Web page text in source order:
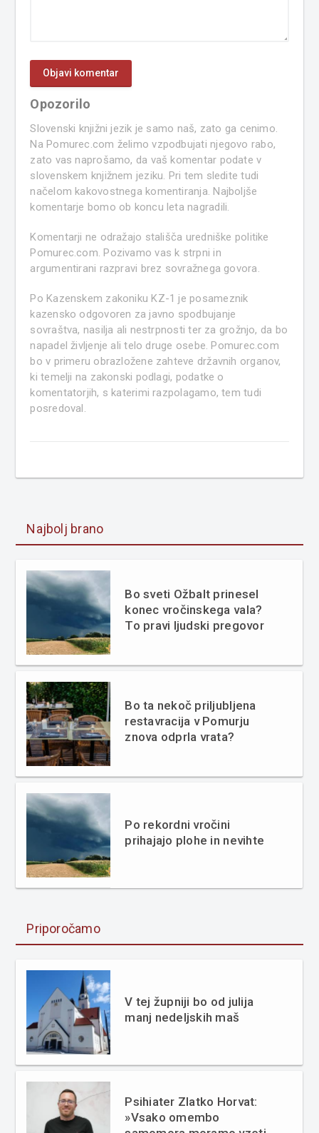
Opozorilo
Slovenski knjižni jezik je samo naš, zato ga cenimo.
Na Pomurec.com želimo vzpodbujati njegovo rabo,
zato vas naprošamo, da vaš komentar podate v
slovenskem knjižnem jeziku. Pri tem sledite tudi
načelom kakovostnega komentiranja. Najboljše
komentarje bomo ob koncu leta nagradili.
Komentarji ne odražajo stališča uredniške politike
Pomurec.com. Pozivamo vas k strpni in
argumentirani razpravi brez sovražnega govora.
Po Kazenskem zakoniku KZ-1 je posameznik
kazensko odgovoren za javno spodbujanje
sovraštva, nasilja ali nestrpnosti ter za grožnjo, da bo
napadel življenje ali telo druge osebe. Pomurec.com
bo v primeru obrazložene zahteve državnih organov,
ki temelji na zakonski podlagi, podatke o
komentatorjih, s katerimi razpolagamo, tem tudi
posredoval.
Najbolj brano
Bo sveti Ožbalt prinesel
konec vročinskega vala?
To pravi ljudski pregovor
Bo ta nekoč priljubljena
restavracija v Pomurju
znova odprla vrata?
Po rekordni vročini
prihajajo plohe in nevihte
Priporočamo
V tej župniji bo od julija
manj nedeljskih maš
Psihiater Zlatko Horvat:
»Vsako omembo